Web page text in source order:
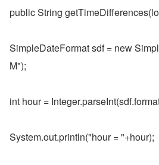
public String
SimpleDateFormat sdf = new
M");
int hour =
System.out.println("hour = "+hour);